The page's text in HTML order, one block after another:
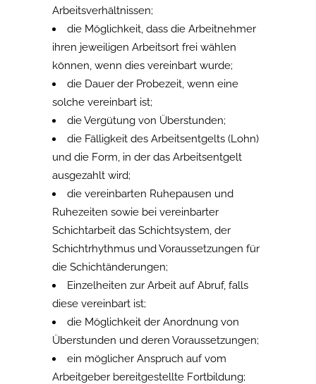
Arbeitsverhältnissen;
die Möglichkeit, dass die Arbeitnehmer
ihren jeweiligen Arbeitsort frei wählen
können, wenn dies vereinbart wurde;
die Dauer der Probezeit, wenn eine
solche vereinbart ist;
die Vergütung von Überstunden;
die Fälligkeit des Arbeitsentgelts (Lohn)
und die Form, in der das Arbeitsentgelt
ausgezahlt wird;
die vereinbarten Ruhepausen und
Ruhezeiten sowie bei vereinbarter
Schichtarbeit das Schichtsystem, der
Schichtrhythmus und Voraussetzungen für
die Schichtänderungen;
Einzelheiten zur Arbeit auf Abruf, falls
diese vereinbart ist;
die Möglichkeit der Anordnung von
Überstunden und deren Voraussetzungen;
ein möglicher Anspruch auf vom
Arbeitgeber bereitgestellte Fortbildung;